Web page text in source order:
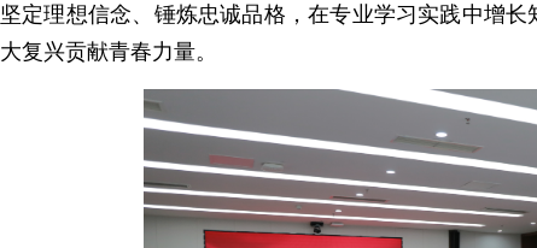
坚定理想信念、锤炼忠诚品格，在专业学习实践中增
大复兴贡献青春力量。